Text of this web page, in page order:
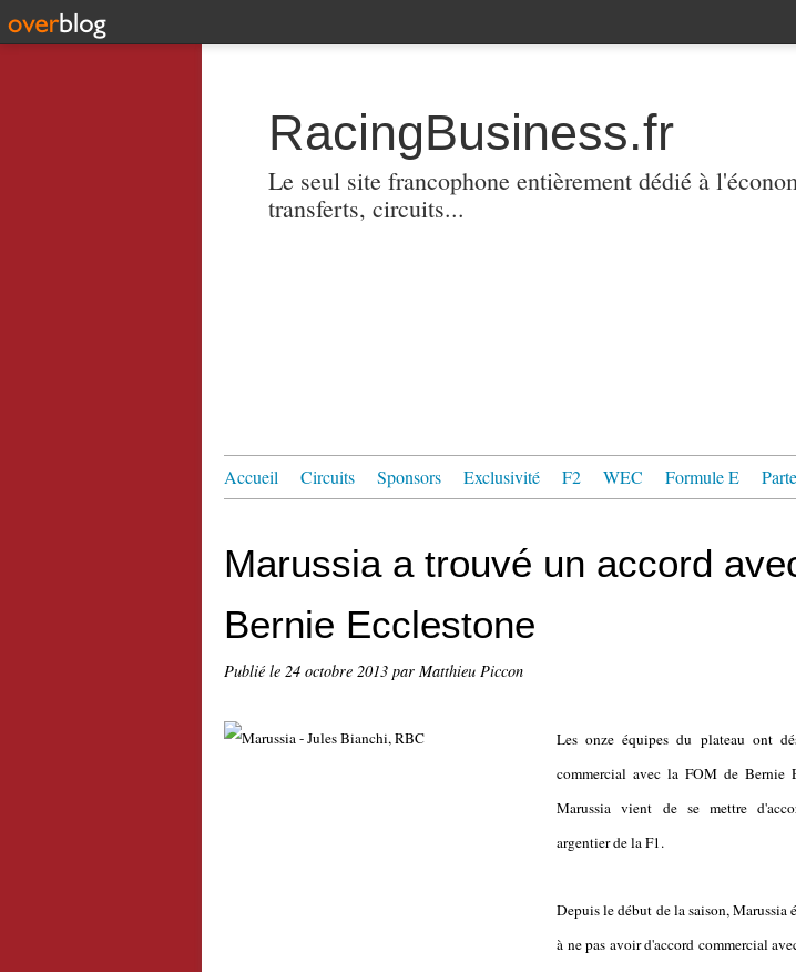
RacingBusiness.fr
Le seul site francophone entièrement dédié à
transferts, circuits...
Accueil Circuits Sponsors Exclusivité F2 WEC Formule E
Marussia a trouvé un accord
Bernie Ecclestone
Publié le 24 octobre 2013 par Matthieu Piccon
Les onze équipes du plateau ont
commercial avec la FOM de Bernie
Marussia vient de se mettre
argentier de la F1.
Depuis le début de la saison, Marussia
à ne pas avoir d'accord commercial